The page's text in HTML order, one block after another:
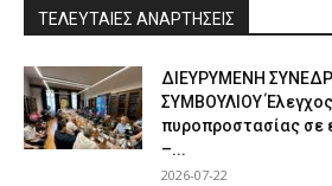
ΤΕΛΕΥΤΑΙΕΣ ΑΝΑΡΤΗΣΕΙΣ
ΔΙΕΥΡΥΜΕΝΗ
ΣΥΜΒΟΥΛΙΟΥ
πυροπροστασίας σε
–...
2026-07-22